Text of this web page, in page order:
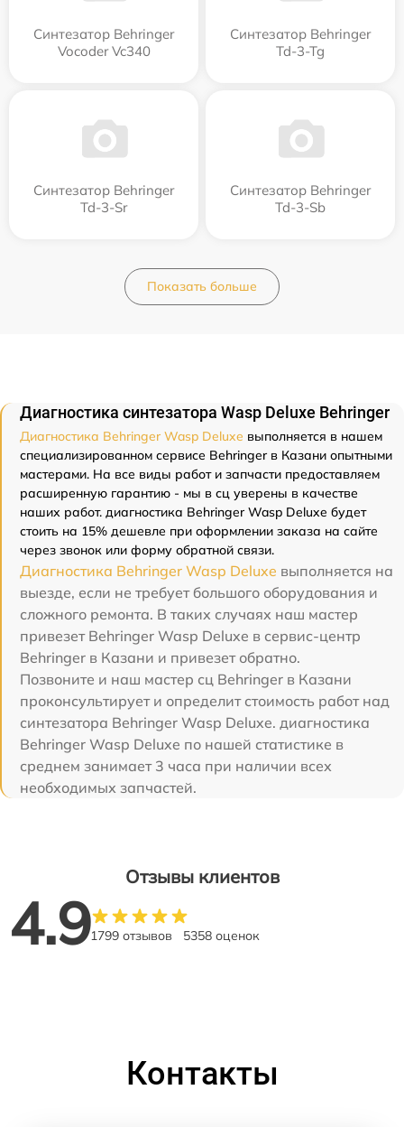
Синтезатор Behringer
Vocoder Vc340
Синтезатор Behringer
Td-3-Tg
Синтезатор Behringer
Td-3-Sr
Синтезатор Behringer
Td-3-Sb
Показать больше
Диагностика синтезатора Wasp Deluxe Behringer
Диагностика Behringer Wasp Deluxe выполняется в нашем
специализированном сервисе Behringer в Казани опытными
мастерами. На все виды работ и запчасти предоставляем
расширенную гарантию - мы в сц уверены в качестве
наших работ. диагностика Behringer Wasp Deluxe будет
стоить на 15% дешевле при оформлении заказа на сайте
через звонок или форму обратной связи.
Диагностика Behringer Wasp Deluxe выполняется на
выезде, если не требует большого оборудования и
сложного ремонта. В таких случаях наш мастер
привезет Behringer Wasp Deluxe в сервис-центр
Behringer в Казани и привезет обратно.
Позвоните и наш мастер сц Behringer в Казани
проконсультирует и определит стоимость работ над
синтезатора Behringer Wasp Deluxe. диагностика
Behringer Wasp Deluxe по нашей статистике в
среднем занимает 3 часа при наличии всех
необходимых запчастей.
Отзывы клиентов
4.91799 отзывов 5358 оценок
Контакты